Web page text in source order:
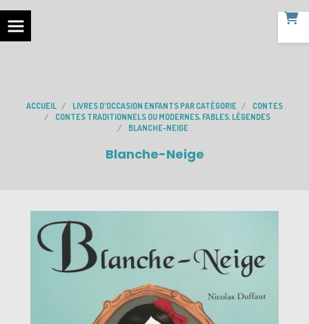
ACCUEIL LIVRES D'OCCASION ENFANTS PAR CATÉGORIE
CONTES
CONTES TRADITIONNELS OU MODERNES, FABLES, LÉGENDES
BLANCHE-NEIGE
Blanche-Neige